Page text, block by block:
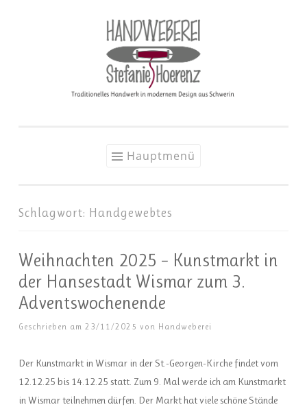
Hauptmenü
Schlagwort: Handgewebtes
Weihnachten 2025 – Kunstmarkt in
der Hansestadt Wismar zum 3.
Adventswochenende
Geschrieben am 23/11/2025 von Handweberei
Der Kunstmarkt in Wismar in der St.-Georgen-Kirche findet vom
12.12.25 bis 14.12.25 statt. Zum 9. Mal werde ich am Kunstmarkt
in Wismar teilnehmen dürfen. Der Markt hat viele schöne Stände